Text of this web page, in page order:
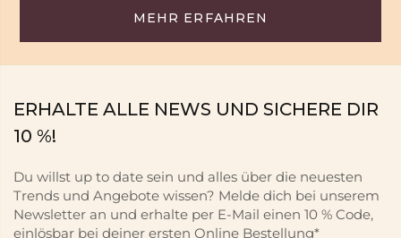
MEHR ERFAHREN
ERHALTE ALLE NEWS UND SICHERE DIR
10 %!
Du willst up to date sein und alles über die neuesten
Trends und Angebote wissen? Melde dich bei unserem
Newsletter an und erhalte per E-Mail einen 10 % Code,
einlösbar bei deiner ersten Online Bestellung*